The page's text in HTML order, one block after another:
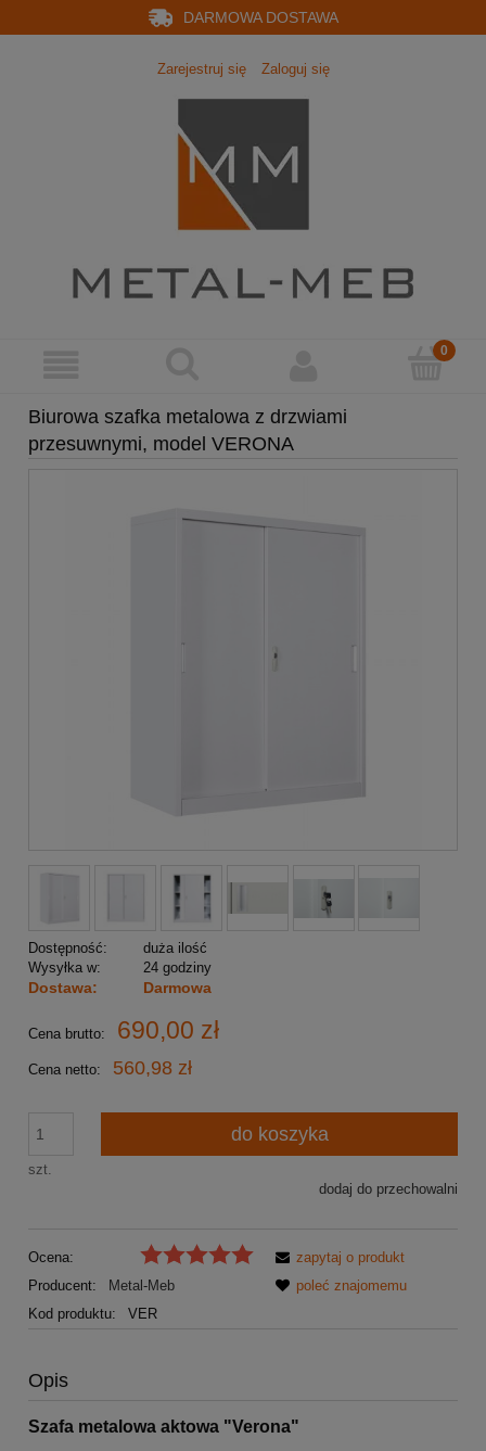
DARMOWA DOSTAWA
Zarejestruj się Zaloguj się
Biurowa szafka metalowa z drzwiami
przesuwnymi, model VERONA
Dostępność:
duża ilość
Wysyłka w:
24 godziny
Dostawa: Darmowa
Cena brutto: 690,00 zł
Cena netto: 560,98 zł
szt.
do koszyka
dodaj do przechowalni
Ocena:
Producent:
Metal-Meb
Kod produktu:
VER
zapytaj o produkt
poleć znajomemu
Opis
Szafa metalowa aktowa "Verona"